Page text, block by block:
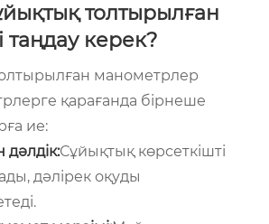
толтырылған
таңдау керек?
манометрлер
қарағанда бірнеше
ие:
дәлдік:Сұйықтық көрсеткішті
дәлірек оқуды